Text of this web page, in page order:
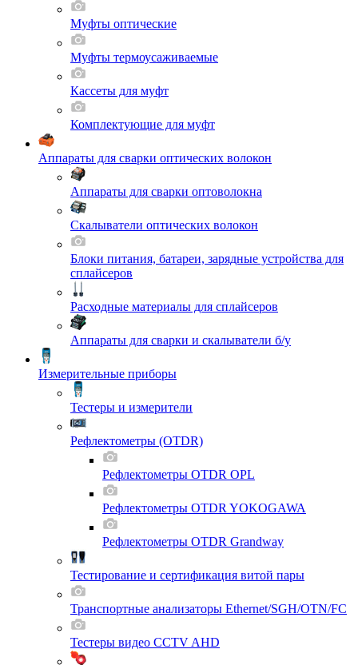
Муфты оптические
Муфты термоусаживаемые
Кассеты для муфт
Комплектующие для муфт
Аппараты для сварки оптических волокон
Аппараты для сварки оптоволокна
Скалыватели оптических волокон
Блоки питания, батареи, зарядные устройства для
сплайсеров
Расходные материалы для сплайсеров
Аппараты для сварки и скалыватели б/у
Измерительные приборы
Тестеры и измерители
Рефлектометры (OTDR)
Рефлектометры OTDR OPL
Рефлектометры OTDR YOKOGAWA
Рефлектометры OTDR Grandway
Тестирование и сертификация витой пары
Транспортные анализаторы Ethernet/SGH/OTN/FC
Тестеры видео CCTV AHD